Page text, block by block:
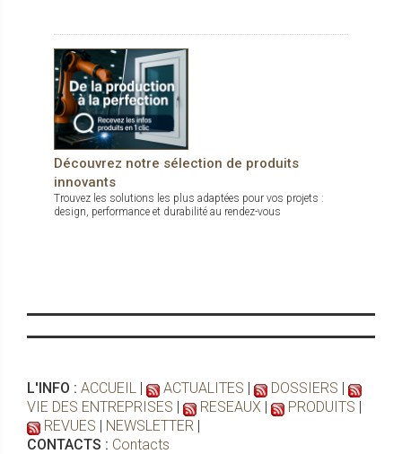
Découvrez notre sélection de produits
innovants
Trouvez les solutions les plus adaptées pour vos projets :
design, performance et durabilité au rendez-vous
L'INFO : ACCUEIL | ACTUALITES | DOSSIERS |
VIE DES ENTREPRISES | RESEAUX | PRODUITS |
REVUES | NEWSLETTER |
CONTACTS : Contacts